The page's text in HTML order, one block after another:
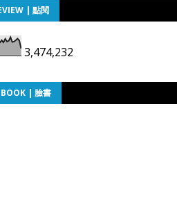
| 點閱
3,474,232
| 臉書